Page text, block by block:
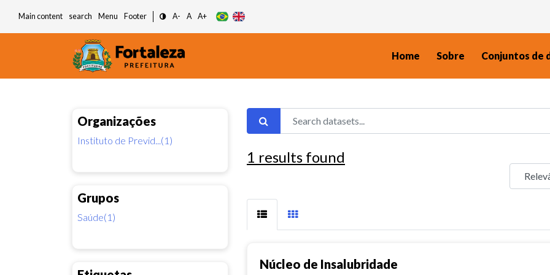
Main content search Menu Footer A- A A+
Home Sobre Conjuntos de
Organizações
Instituto de Previd...(1)
Grupos
Saúde(1)
1 results found
Núcleo de Insalubridade